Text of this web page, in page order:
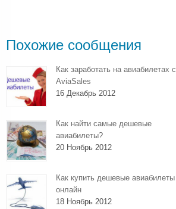
Похожие сообщения
Как заработать на авиабилетах с
AviaSales
16 Декабрь 2012
Как найти самые дешевые
авиабилеты?
20 Ноябрь 2012
Как купить дешевые авиабилеты
онлайн
18 Ноябрь 2012